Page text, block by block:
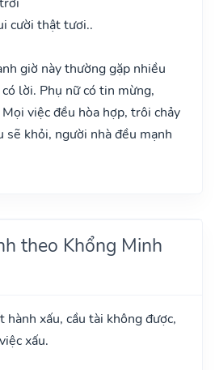
cười thật tươi..
giờ này thường gặp nhiều
lời. Phụ nữ có tin mừng,
việc đều hòa hợp, trôi chảy
sẽ khỏi, người nhà đều mạnh
theo Khổng Minh
hành xấu, cầu tài không được,
xấu.